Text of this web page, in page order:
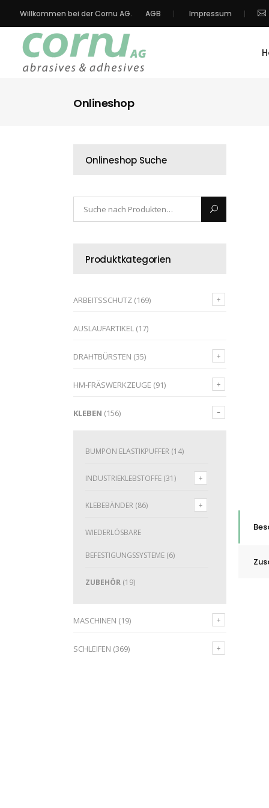
Willkommen bei der Cornu AG. AGB Impressum
Onlineshop
Onlineshop Suche
Produktkategorien
ARBEITSSCHUTZ (169)
AUSLAUFARTIKEL (17)
DRAHTBÜRSTEN (35)
HM-FRÄSWERKZEUGE (91)
KLEBEN (156)
BUMPON ELASTIKPUFFER (14)
INDUSTRIEKLEBSTOFFE (31)
KLEBEBÄNDER (86)
WIEDERLÖSBARE
BEFESTIGUNGSSYSTEME (6)
ZUBEHÖR (19)
MASCHINEN (19)
SCHLEIFEN (369)